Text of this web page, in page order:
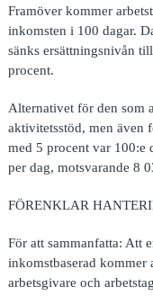
Framöver kommer
inkomsten i 100 dagar.
sänks ersättningsnivån
procent.
Alternativet för den som
aktivitetsstöd, men även
med 5 procent var 100:e
per dag, motsvarande 8
FÖRENKLAR
För att sammanfatta: Att
inkomstbaserad
arbetsgivare och